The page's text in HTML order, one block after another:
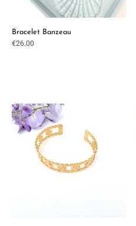
Bracelet Banzeau
€26.00